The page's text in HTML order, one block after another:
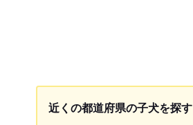
近くの都道府県の子犬を探す